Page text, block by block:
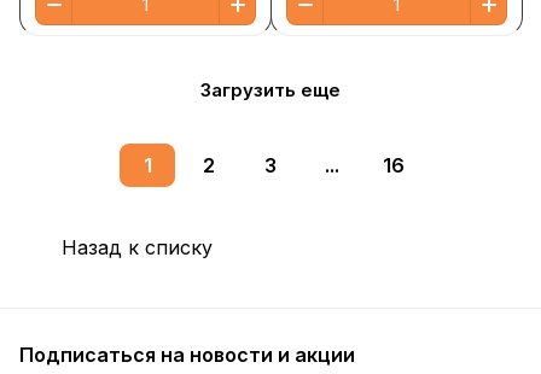
Загрузить еще
1 2 3 ... 16
Назад к списку
Подписаться на новости и акции